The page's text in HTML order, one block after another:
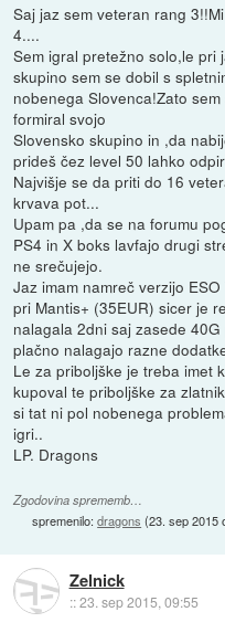
Saj jaz sem veteran rang
4....
Sem igral pretežno solo,le pri
skupino sem se dobil s
nobenega Slovenca!Zato
formiral svojo
Slovensko skupino in ,da
prideš čez level 50 lahko
Najvišje se da priti do 16
krvava pot...
Upam pa ,da se na forumu
PS4 in X boks lavfajo drugi
ne srečujejo.
Jaz imam namreč verzijo
pri Mantis+ (35EUR) sicer je
nalagala 2dni saj zasede
plačno nalagajo razne
Le za priboljške je treba imet
kupoval te priboljške za
si tat ni pol nobenega
igri..
LP. Dragons
Zgodovina sprememb…
spremenilo:dragons (23. sep 2015
Zelnick
::23. sep 2015, 09:55